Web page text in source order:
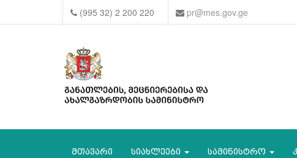
(995 32) 2 200 220 pr@mes.gov.ge
მთავარი სიახლეები სამინისტრო